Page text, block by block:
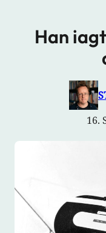
Han
16.